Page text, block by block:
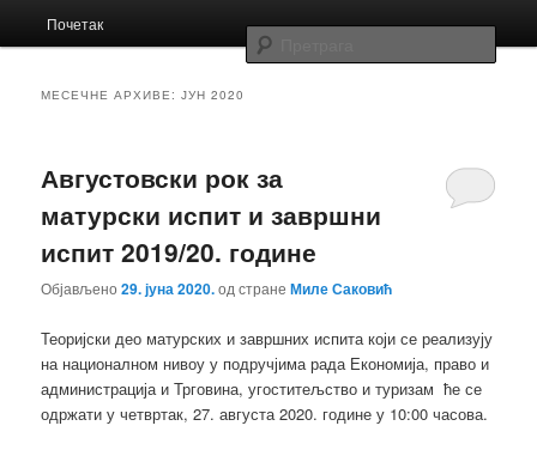
Заједница
изборник
Скочи
садржај
Скочи
садржај
Почетак
МЕСЕЧНЕ АРХИВЕ:ЈУН 2020
Августовски рок за
матурски испит и завршни
испит 2019/20. године
Објављено29. јуна 2020.од странеМиле Саковић
Теоријски део матурских и завршних испита који се реализују
на националном нивоу у подручјима рада Економија, право и
администрација и Трговина, угоститељство и туризам ће се
одржати у четвртак, 27. августа 2020. године у 10:00 часова.